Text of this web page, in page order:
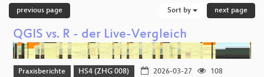
previous page Sort by next page
QGIS vs. R - der Live-Vergleich
Praxisberichte HS4 (ZHG 008) 2026-03-27
108